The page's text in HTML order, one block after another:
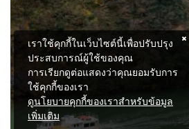
เราใช้คุกกี้ในเว็บไซต์นี้เพื่อปรับปรุง
ประสบการณ์ผู้ใช้ของคุณ
การเรียกดูต่อแสดงว่าคุณยอมรับการ
ใช้คุกกี้ของเรา
ดูนโยบายคุกกี้ของเราสำหรับข้อมูล
เพิ่มเติม